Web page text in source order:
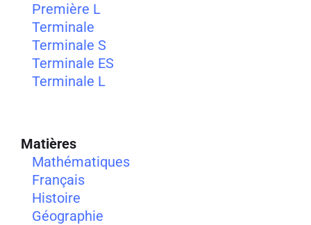
Première L
Terminale
Terminale S
Terminale ES
Terminale L
Matières
Mathématiques
Français
Histoire
Géographie